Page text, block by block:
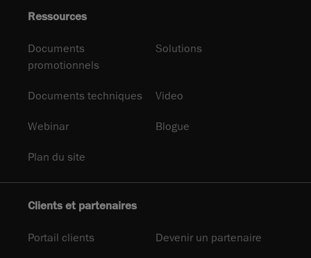
Ressources
Documents
promotionnels
Solutions
Documents techniques Video
Webinar Blogue
Plan du site
Clients et partenaires
Portail clients Devenir un partenaire